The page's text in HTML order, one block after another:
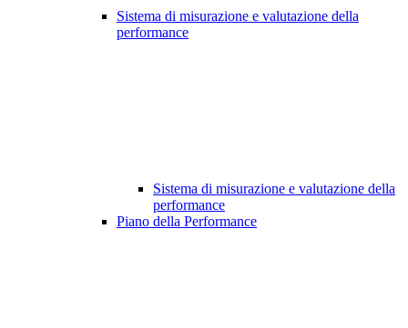
Sistema di misurazione e valutazione della
performance
Sistema di misurazione e valutazione della
performance
Piano della Performance